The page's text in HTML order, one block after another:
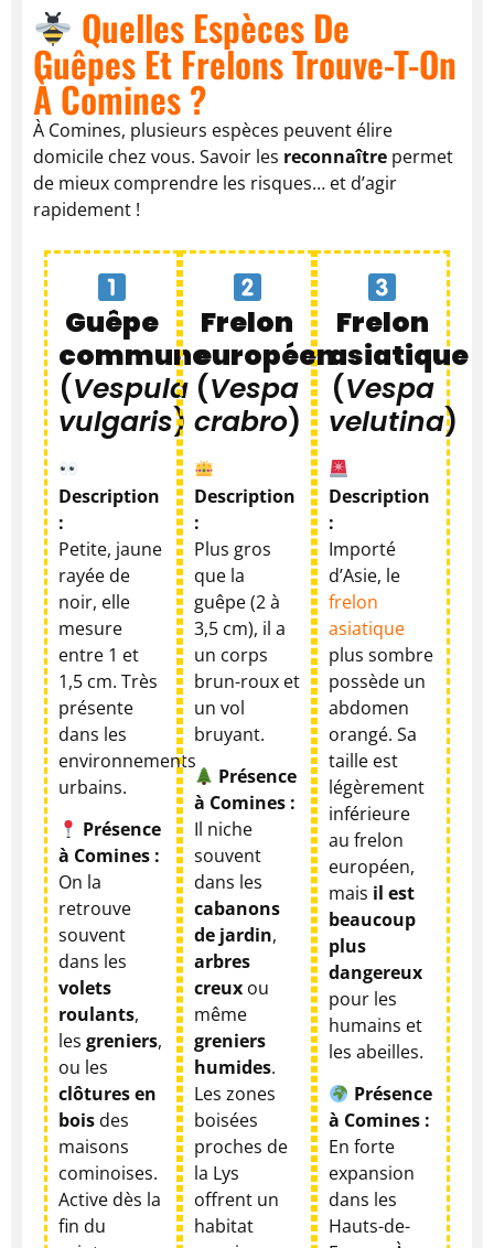
Quelles Espèces De
Guêpes Et Frelons Trouve-T-On
À Comines ?
À Comines, plusieurs espèces peuvent élire
domicile chez vous. Savoir les reconnaître permet
de mieux comprendre les risques… et d’agir
rapidement !
Guêpe
commune
(Vespula
vulgaris)
Description
:
Petite, jaune
rayée de
noir, elle
mesure
entre 1 et
1,5 cm. Très
présente
dans les
environnements
urbains.
Présence
à Comines :
On la
retrouve
souvent
dans les
volets
roulants,
les greniers,
ou les
clôtures en
bois des
maisons
cominoises.
Active dès la
fin du
Frelon
européen
(Vespa
crabro)
Description
:
Plus gros
que la
guêpe (2 à
3,5 cm), il a
un corps
brun-roux et
un vol
bruyant.
Présence
à Comines :
Il niche
souvent
dans les
cabanons
de jardin,
arbres
creuxou
même
greniers
humides.
Les zones
boisées
proches de
la Lys
offrent un
habitat
Frelon
asiatique
(Vespa
velutina)
Description
:
Importé
d’Asie, le
frelon
asiatique
plus sombre
possède un
abdomen
orangé. Sa
taille est
légèrement
inférieure
au frelon
européen,
mais il est
beaucoup
plus
dangereux
pour les
humains et
les abeilles.
Présence
à Comines :
En forte
expansion
dans les
Hauts-de-